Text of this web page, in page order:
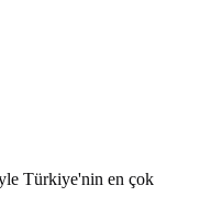
Türkiye'nin en çok